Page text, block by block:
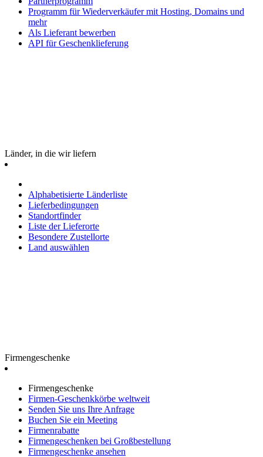
Programm für Wiederverkäufer mit Hosting, Domains und
mehr
Als Lieferant bewerben
API für Geschenklieferung
Länder, in die wir liefern
Alphabetisierte Länderliste
Lieferbedingungen
Standortfinder
Liste der Lieferorte
Besondere Zustellorte
Land auswählen
Firmengeschenke
Firmengeschenke
Firmen-Geschenkkörbe weltweit
Senden Sie uns Ihre Anfrage
Buchen Sie ein Meeting
Firmenrabatte
Firmengeschenken bei Großbestellung
Firmengeschenke ansehen